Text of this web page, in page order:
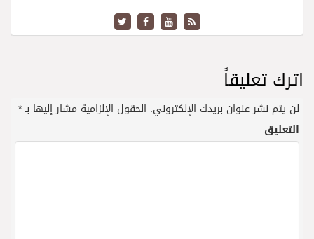
اترك تعليقاً
لن يتم نشر عنوان بريدك الإلكتروني. الحقول الإلزامية مشار إليها بـ*
التعليق